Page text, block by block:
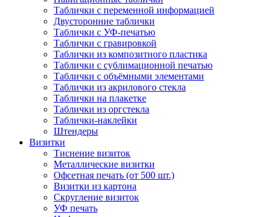
Таблички с переменной информацией
Двусторонние таблички
Таблички с УФ-печатью
Таблички с гравировкой
Таблички из композитного пластика
Таблички с сублимационной печатью
Таблички с объёмными элементами
Таблички из акрилового стекла
Таблички на плакетке
Таблички из оргстекла
Таблички-наклейки
Штендеры
Визитки
Тиснение визиток
Металлические визитки
Офсетная печать (от 500 шт.)
Визитки из картона
Скругление визиток
УФ печать